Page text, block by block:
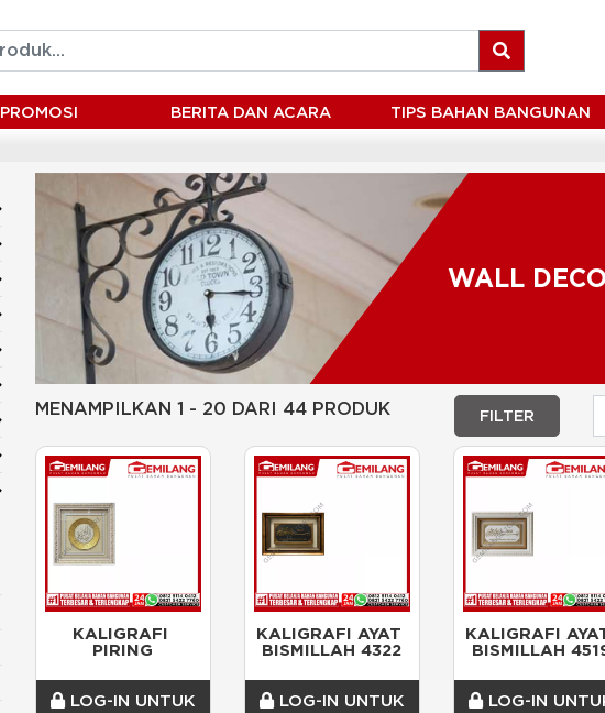
PROMOSI BERITA DAN ACARA TIPS BAHAN BANGUNAN
WALL
MENAMPILKAN 1 - 20 DARI 44 PRODUK FILTER
KALIGRAFI
PIRING
LOG-IN UNTUK
KALIGRAFI AYAT
BISMILLAH 4322
LOG-IN UNTUK
KALIGRAFI
BISMILLAH
LOG-IN